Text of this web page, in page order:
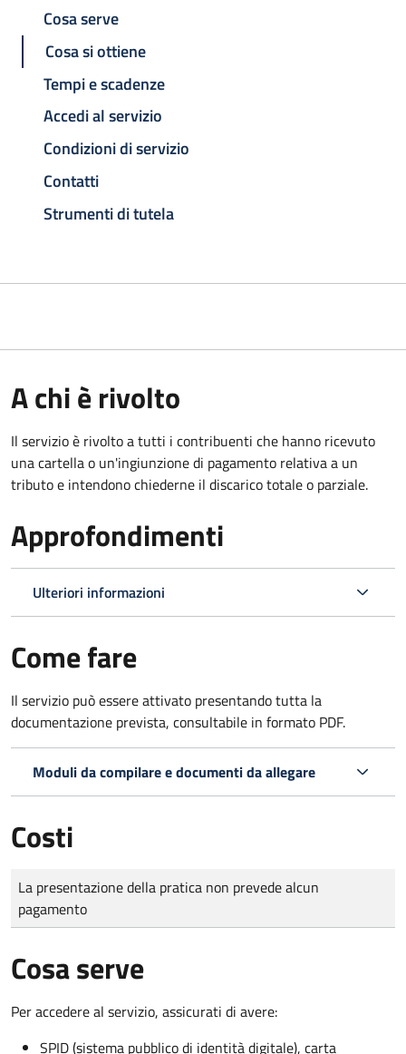
Cosa serve
Cosa si ottiene
Tempi e scadenze
Accedi al servizio
Condizioni di servizio
Contatti
Strumenti di tutela
A chi è rivolto
Il servizio è rivolto a tutti i contribuenti che hanno ricevuto
una cartella o un'ingiunzione di pagamento relativa a un
tributo e intendono chiederne il discarico totale o parziale.
Approfondimenti
Ulteriori informazioni
Come fare
Il servizio può essere attivato presentando tutta la
documentazione prevista, consultabile in formato PDF.
Moduli da compilare e documenti da allegare
Costi
Tipo di pagamento
Importo
La presentazione della pratica non prevede alcun
pagamento
Cosa serve
Per accedere al servizio, assicurati di avere:
SPID (sistema pubblico di identità digitale), carta